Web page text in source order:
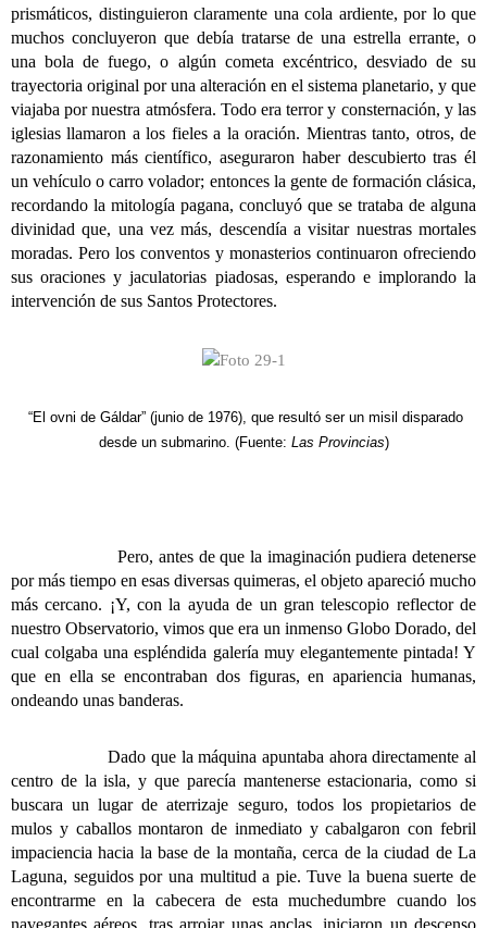
prismáticos, distinguieron claramente una cola ardiente, por lo que
muchos concluyeron que debía tratarse de una estrella errante, o
una bola de fuego, o algún cometa excéntrico, desviado de su
trayectoria original por una alteración en el sistema planetario, y que
viajaba por nuestra atmósfera. Todo era terror y consternación, y las
iglesias llamaron a los fieles a la oración. Mientras tanto, otros, de
razonamiento más científico, aseguraron haber descubierto tras él
un vehículo o carro volador; entonces la gente de formación clásica,
recordando la mitología pagana, concluyó que se trataba de alguna
divinidad que, una vez más, descendía a visitar nuestras mortales
moradas. Pero los conventos y monasterios continuaron ofreciendo
sus oraciones y jaculatorias piadosas, esperando e implorando la
intervención de sus Santos Protectores.
“El ovni de Gáldar” (junio de 1976), que resultó ser un misil disparado
desde un submarino. (Fuente: Las Provincias)
Pero, antes de que la imaginación pudiera detenerse
por más tiempo en esas diversas quimeras, el objeto apareció mucho
más cercano. ¡Y, con la ayuda de un gran telescopio reflector de
nuestro Observatorio, vimos que era un inmenso Globo Dorado, del
cual colgaba una espléndida galería muy elegantemente pintada! Y
que en ella se encontraban dos figuras, en apariencia humanas,
ondeando unas banderas.
Dado que la máquina apuntaba ahora directamente al
centro de la isla, y que parecía mantenerse estacionaria, como si
buscara un lugar de aterrizaje seguro, todos los propietarios de
mulos y caballos montaron de inmediato y cabalgaron con febril
impaciencia hacia la base de la montaña, cerca de la ciudad de La
Laguna, seguidos por una multitud a pie. Tuve la buena suerte de
encontrarme en la cabecera de esta muchedumbre cuando los
navegantes aéreos, tras arrojar unas anclas, iniciaron un descenso